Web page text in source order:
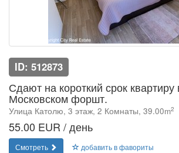
ID: 512873
Сдают на короткий срок квартиру
Московском форшт.
Улица Католю, 3 этаж, 2 Комнаты, 39.00m2
55.00 EUR / день
Смотреть добавить в фавориты